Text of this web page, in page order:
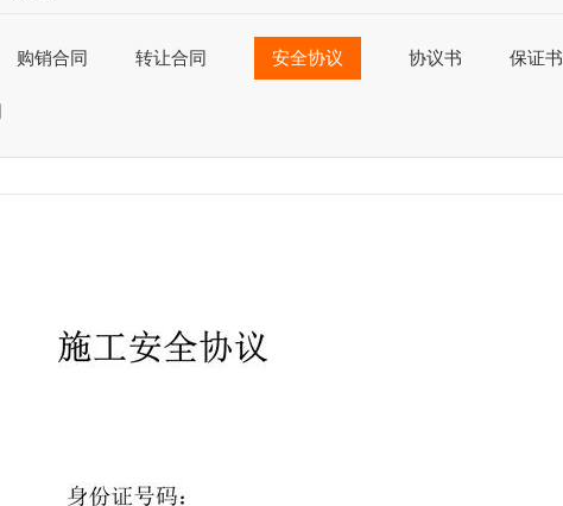
购销合同 转让合同 安全协议 协议书 保证书